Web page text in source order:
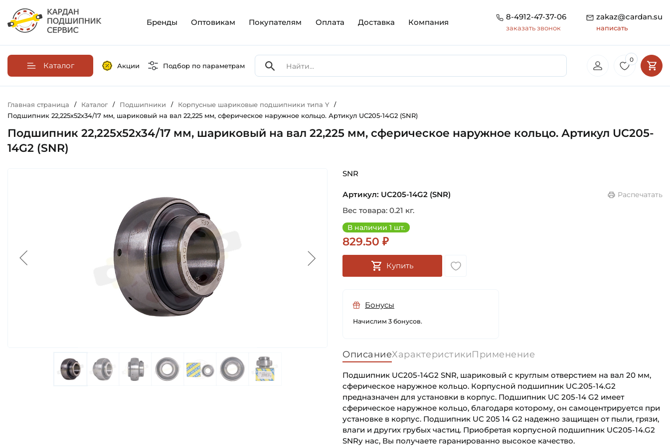
Бренды Оптовикам Покупателям Оплата Доставка Компания
8-4912-47-37-06
заказать звонок
zakaz@cardan.su
написать
Каталог Акции Подбор по параметрам
0
Главная страница / Каталог / Подшипники / Корпусные шариковые подшипники типа Y /
Подшипник 22,225х52х34/17 мм, шариковый на вал 22,225 мм, сферическое наружное кольцо. Артикул UC205-14G2 (SNR)
Подшипник 22,225х52х34/17 мм, шариковый на вал 22,225 мм, сферическое наружное кольцо. Артикул UC205-
14G2 (SNR)
SNR
Артикул: UC205-14G2 (SNR) Распечатать
Вес товара: 0.21 кг.
В наличии 1 шт.
829.50 ₽
Купить
Бонусы
Начислим 3 бонусов.
ОписаниеХарактеристикиПрименение
Подшипник UC205-14G2 SNR, шариковый с круглым отверстием на вал 20 мм,
сферическое наружное кольцо. Корпусной подшипник UC.205-14.G2
предназначен для установки в корпус. Подшипник UC 205-14 G2 имеет
сферическое наружное кольцо, благодаря которому, он самоцентрируется при
установке в корпус. Подшипник UC 205 14 G2 надежно защищен от пыли, грязи,
влаги и других грубых частиц. Приобретая корпусной подшипник UC205-14.G2
SNRу нас, Вы получаете гаранированно высокое качество.